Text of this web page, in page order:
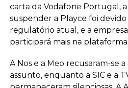
carta da Vodafone Portugal, a
suspender a Playce foi
regulatório atual, e a
participará mais na plataforma.
A Nos e a Meo recusaram-se
assunto, enquanto a SIC e a